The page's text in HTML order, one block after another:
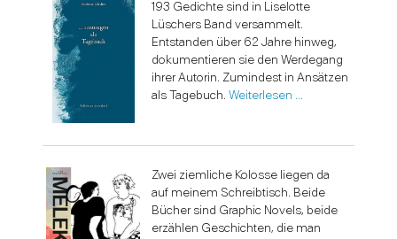
193 Gedichte sind in Liselotte
Lüschers Band versammelt.
Entstanden über 62 Jahre hinweg,
dokumentieren sie den Werdegang
ihrer Autorin. Zumindest in Ansätzen
als Tagebuch. Weiterlesen …
Zwei ziemliche Kolosse liegen da
auf meinem Schreibtisch. Beide
Bücher sind Graphic Novels, beide
erzählen Geschichten, die man